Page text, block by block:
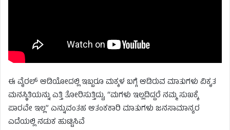
ಈ ವೈರಲ್ ಆಡಿಯೋದಲ್ಲಿ ಇಬ್ಬರೂ ಮಕ್ಕಳ ಬಗ್ಗೆ ಆಡಿರುವ ಮಾತುಗಳು ವಿಕೃತ
ಮನಸ್ಥಿತಿಯನ್ನು ಎತ್ತಿ ತೋರಿಸುತ್ತಿದ್ದು, “ಮಗಳು ಇಲ್ಲದಿದ್ದರೆ ನಮ್ಮ ಸುಖಕ್ಕೆ
ಪಾರವೇ ಇಲ್ಲ” ಎನ್ನುವಂತಹ ಆತಂಕಕಾರಿ ಮಾತುಗಳು ಜನಸಾಮಾನ್ಯರ
ಎದೆಯಲ್ಲಿ ನಡುಕ ಹುಟ್ಟಿಸಿವೆ